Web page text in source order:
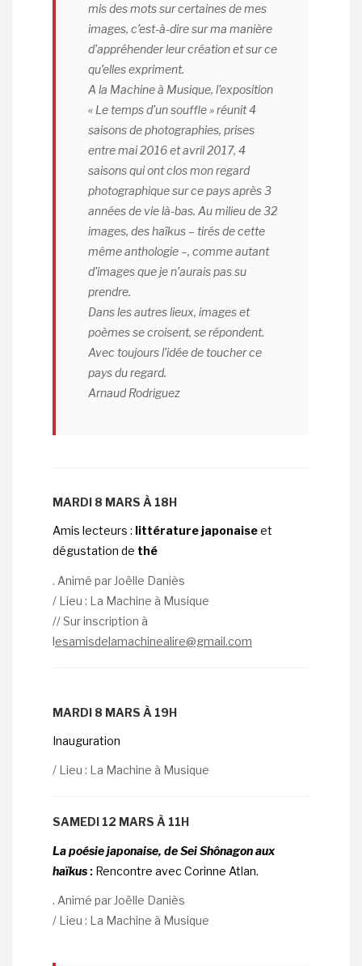
mis des mots sur certaines de mes
images, c’est-à-dire sur ma manière
d’appréhender leur création et sur ce
qu’elles expriment.
A la Machine à Musique, l’exposition
« Le temps d’un souffle » réunit 4
saisons de photographies, prises
entre mai 2016 et avril 2017, 4
saisons qui ont clos mon regard
photographique sur ce pays après 3
années de vie là-bas. Au milieu de 32
images, des haïkus – tirés de cette
même anthologie –, comme autant
d’images que je n’aurais pas su
prendre.
Dans les autres lieux, images et
poèmes se croisent, se répondent.
Avec toujours l’idée de toucher ce
pays du regard.
Arnaud Rodriguez
MARDI 8 MARS À 18H
Amis lecteurs : littérature japonaiseet
dégustation de thé
. Animé par Joëlle Daniès
/ Lieu : La Machine à Musique
// Sur inscription à
lesamisdelamachinealire@gmail.com
MARDI 8 MARS À 19H
Inauguration
/ Lieu : La Machine à Musique
SAMEDI 12 MARS À 11H
La poésie japonaise, de Sei Shônagon aux
haïkus : Rencontre avec Corinne Atlan.
. Animé par Joëlle Daniès
/ Lieu : La Machine à Musique